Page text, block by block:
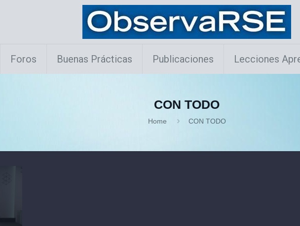
Foros Buenas Prácticas Publicaciones Lecciones
CON TODO
Home CON TODO